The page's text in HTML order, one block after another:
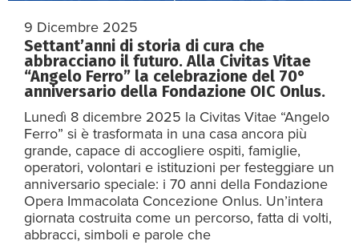
9 Dicembre 2025
Settant’anni di storia di cura che
abbracciano il futuro. Alla Civitas Vitae
“Angelo Ferro” la celebrazione del 70°
anniversario della Fondazione OIC Onlus.
Lunedì 8 dicembre 2025 la Civitas Vitae “Angelo
Ferro” si è trasformata in una casa ancora più
grande, capace di accogliere ospiti, famiglie,
operatori, volontari e istituzioni per festeggiare un
anniversario speciale: i 70 anni della Fondazione
Opera Immacolata Concezione Onlus. Un’intera
giornata costruita come un percorso, fatta di volti,
abbracci, simboli e parole che